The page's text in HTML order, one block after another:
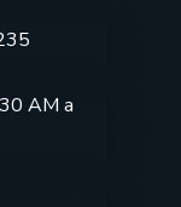
AM a